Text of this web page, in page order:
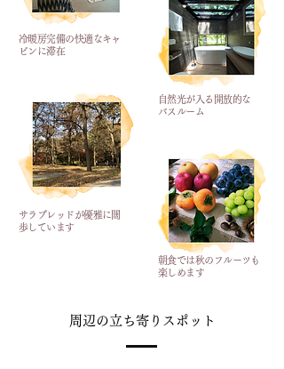
冷暖房完備の快適なキャ
ビンに滞在
自然光が入る開放的な
バスルーム
サラブレッドが優雅に闊
歩しています
朝食では秋のフルーツも
楽しめます
周辺の立ち寄りスポット